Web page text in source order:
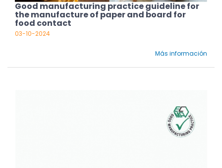
Good manufacturing practice guideline for
the manufacture of paper and board for
food contact
03-10-2024
Más información